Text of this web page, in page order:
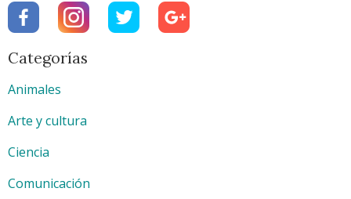
Categorías
Animales
Arte y cultura
Ciencia
Comunicación